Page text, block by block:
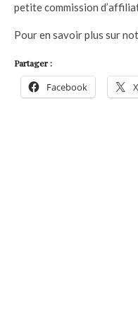
petite commission
Pour en savoir plus sur
Partager :
Facebook X